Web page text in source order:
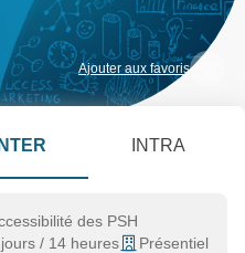
Ajouter aux favoris
INTER INTRA
des PSH
/ 14 heures
Présentiel